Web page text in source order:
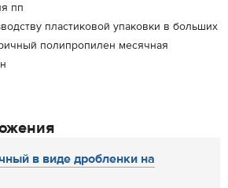
пп
пластиковой упаковки в больших
полипропилен месячная
в виде дробленки на